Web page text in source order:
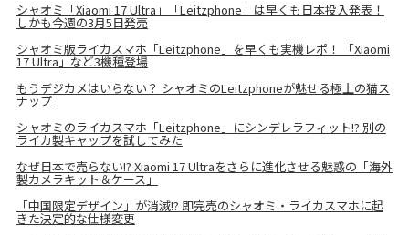
シャオミ「Xiaomi 17 Ultra」「Leitzphone」は早くも日本投入発表！
しかも今週の3月5日発売
シャオミ版ライカスマホ「Leitzphone」を早くも実機レポ！ 「Xiaomi
17 Ultra」など3機種登場
もうデジカメはいらない？ シャオミのLeitzphoneが魅せる極上の猫ス
ナップ
シャオミのライカスマホ「Leitzphone」にシンデレラフィット!? 別の
ライカ製キャップを試してみた
なぜ日本で売らない!? Xiaomi 17 Ultraをさらに進化させる魅惑の「海外
製カメラキット＆ケース」
「中国限定デザイン」が消滅!? 即完売のシャオミ・ライカスマホに起
きた決定的な仕様変更